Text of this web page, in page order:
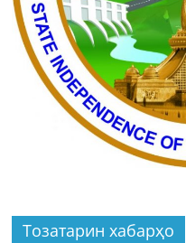
Тозатарин хабарҳо